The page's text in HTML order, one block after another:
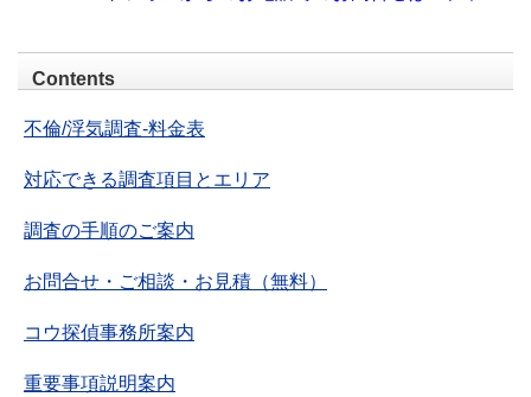
Contents
不倫/浮気調査-料金表
対応できる調査項目とエリア
調査の手順のご案内
お問合せ・ご相談・お見積（無料）
コウ探偵事務所案内
重要事項説明案内